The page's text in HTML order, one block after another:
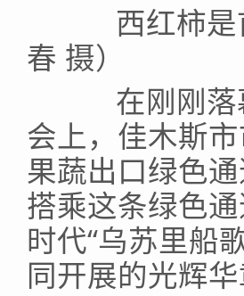
西红柿是
春 摄）
在刚刚落
会上，佳木斯
果蔬出口绿色
搭乘这条绿色
时代“乌苏里船
同开展的光辉华